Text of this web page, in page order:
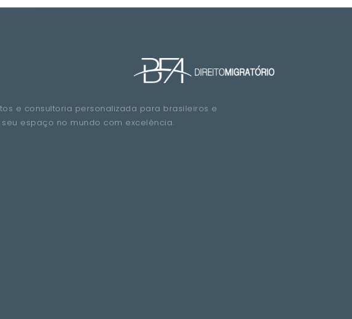
e consultoria personalizada para brasileiros e
espaço no mundo com excelência.